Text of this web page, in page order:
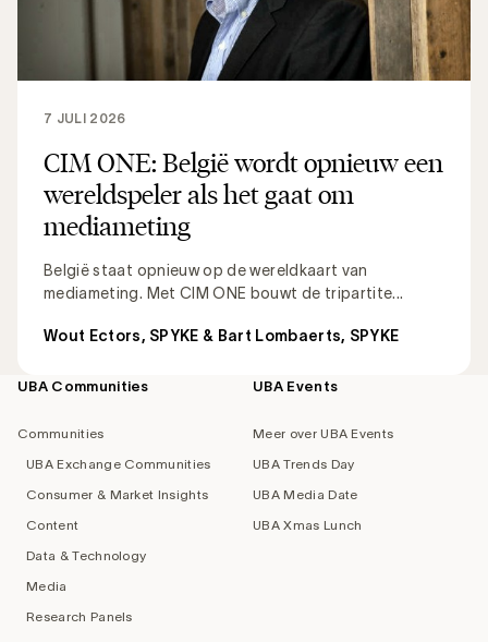
CIM ONE: België wordt opnieuw een
wereldspeler als het gaat om
mediameting
België staat opnieuw op de wereldkaart van
mediameting. Met CIM ONE bouwt de tripartite...
7 JULI 2026
Wout Ectors, SPYKE & Bart Lombaerts, SPYKE
Footer
UBA Communities
Communities
UBA Exchange Communities
Consumer & Market Insights
Content
Data & Technology
Media
Research Panels
UBA Events
Meer over UBA Events
UBA Trends Day
UBA Media Date
UBA Xmas Lunch